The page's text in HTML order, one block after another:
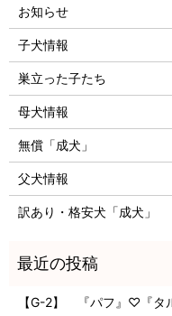
お知らせ
子犬情報
巣立った子たち
母犬情報
無償「成犬」
父犬情報
訳あり・格安犬「成犬」
【G-2】 『パフ』♡『タ